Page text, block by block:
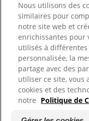
Croatia - Hrvatska
Czech Republic -
Finland - Suomi
France - France
Germany -
Magyarország
Italy - Italia
Netherlands -
Poland - Polska
Saudi Arabia
Slovensko
Nous utilisons des
similaires pour
notre site web et
enrichissantes pour
utilisés à
personnalisée, la
partage avec des
utiliser ce site, vous
cookies et des
notre Politique de